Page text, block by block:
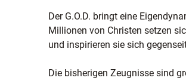
Der G.O.D. bringt eine
Millionen von Christen setzen
und inspirieren sie sich
Die bisherigen Zeugnisse sind